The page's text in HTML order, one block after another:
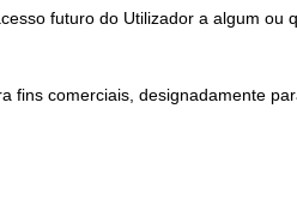
futuro do Utilizador a algum ou
fins comerciais, designadamente